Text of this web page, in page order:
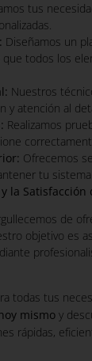
tus
Diseñamos un
que todos los
Nuestros
y atención al
Realizamos
Ofrecemos
tu
la Satisfacción
de
objetivo es
todas tus
mismo y
rápidas,